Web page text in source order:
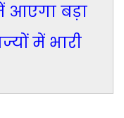
आएगा बड़ा
में भारी